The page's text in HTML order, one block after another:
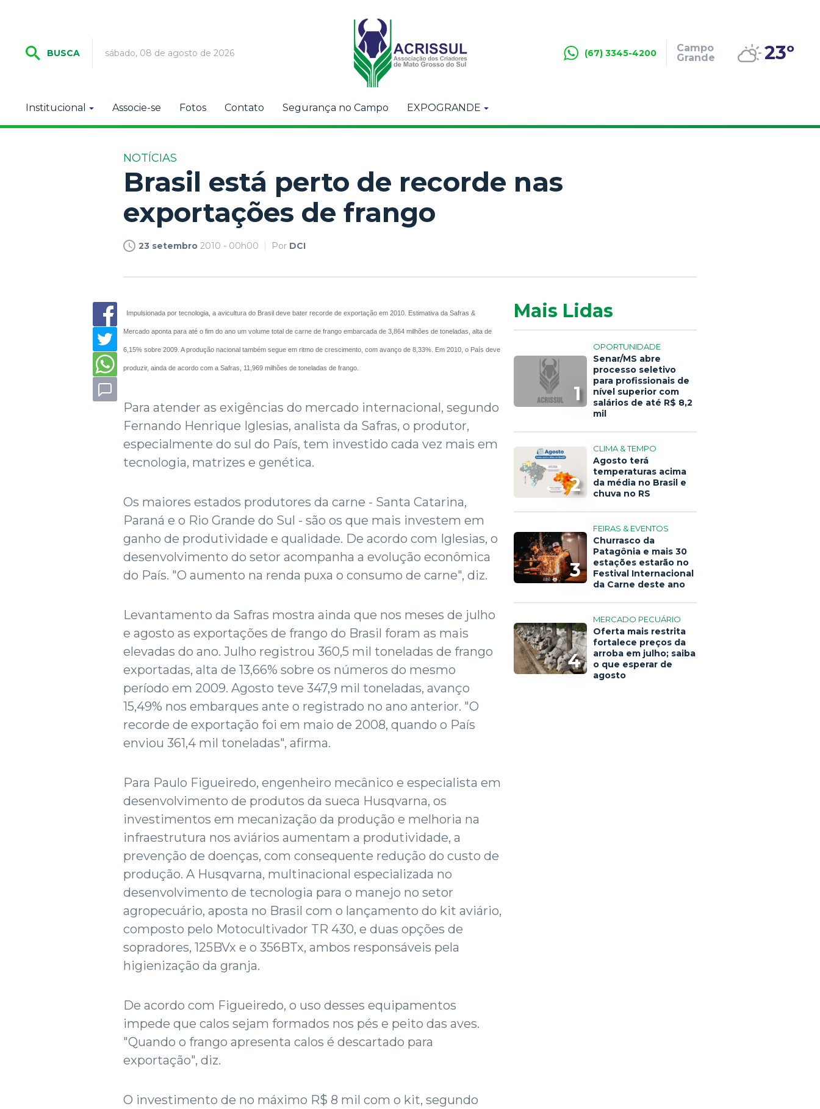
BUSCA sábado, 08 de agosto de 2026 (67) 3345-4200
Campo
Grande
23º
Institucional Associe-se Fotos Contato Segurança no Campo EXPOGRANDE
NOTÍCIAS
Brasil está perto de recorde nas
exportações de frango
23 setembro 2010 - 00h00 Por DCI
Impulsionada por tecnologia, a avicultura do Brasil deve bater recorde de exportação em 2010. Estimativa da Safras &
Mercado aponta para até o fim do ano um volume total de carne de frango embarcada de 3,864 milhões de toneladas, alta de
6,15% sobre 2009. A produção nacional também segue em ritmo de crescimento, com avanço de 8,33%. Em 2010, o País deve
produzir, ainda de acordo com a Safras, 11,969 milhões de toneladas de frango.
Para atender as exigências do mercado internacional, segundo
Fernando Henrique Iglesias, analista da Safras, o produtor,
especialmente do sul do País, tem investido cada vez mais em
tecnologia, matrizes e genética.
Os maiores estados produtores da carne - Santa Catarina,
Paraná e o Rio Grande do Sul - são os que mais investem em
ganho de produtividade e qualidade. De acordo com Iglesias, o
desenvolvimento do setor acompanha a evolução econômica
do País. "O aumento na renda puxa o consumo de carne", diz.
Levantamento da Safras mostra ainda que nos meses de julho
e agosto as exportações de frango do Brasil foram as mais
elevadas do ano. Julho registrou 360,5 mil toneladas de frango
exportadas, alta de 13,66% sobre os números do mesmo
período em 2009. Agosto teve 347,9 mil toneladas, avanço
15,49% nos embarques ante o registrado no ano anterior. "O
recorde de exportação foi em maio de 2008, quando o País
enviou 361,4 mil toneladas", afirma.
Para Paulo Figueiredo, engenheiro mecânico e especialista em
desenvolvimento de produtos da sueca Husqvarna, os
investimentos em mecanização da produção e melhoria na
infraestrutura nos aviários aumentam a produtividade, a
prevenção de doenças, com consequente redução do custo de
produção. A Husqvarna, multinacional especializada no
desenvolvimento de tecnologia para o manejo no setor
agropecuário, aposta no Brasil com o lançamento do kit aviário,
composto pelo Motocultivador TR 430, e duas opções de
sopradores, 125BVx e o 356BTx, ambos responsáveis pela
higienização da granja.
De acordo com Figueiredo, o uso desses equipamentos
impede que calos sejam formados nos pés e peito das aves.
"Quando o frango apresenta calos é descartado para
exportação", diz.
O investimento de no máximo R$ 8 mil com o kit, segundo
Mais Lidas
1
OPORTUNIDADE
Senar/MS abre
processo seletivo
para profissionais de
nível superior com
salários de até R$ 8,2
mil
2
CLIMA & TEMPO
Agosto terá
temperaturas acima
da média no Brasil e
chuva no RS
3
FEIRAS & EVENTOS
Churrasco da
Patagônia e mais 30
estações estarão no
Festival Internacional
da Carne deste ano
4
MERCADO PECUÁRIO
Oferta mais restrita
fortalece preços da
arroba em julho; saiba
o que esperar de
agosto